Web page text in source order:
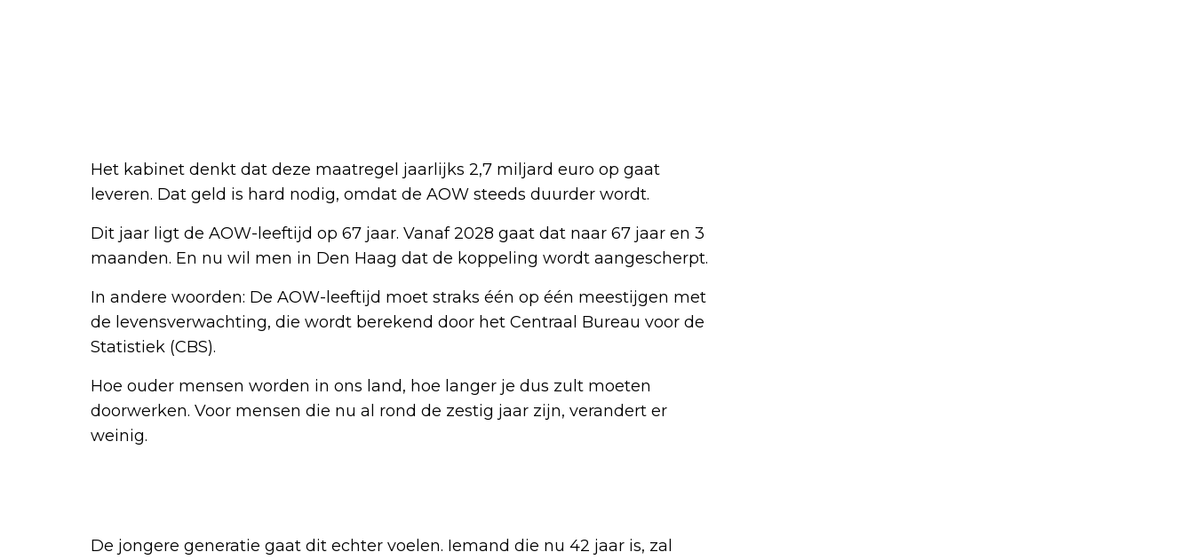
Het kabinet denkt dat deze maatregel jaarlijks 2,7 miljard euro op gaat
leveren. Dat geld is hard nodig, omdat de AOW steeds duurder wordt.
Dit jaar ligt de AOW-leeftijd op 67 jaar. Vanaf 2028 gaat dat naar 67 jaar en 3
maanden. En nu wil men in Den Haag dat de koppeling wordt aangescherpt.
In andere woorden: De AOW-leeftijd moet straks één op één meestijgen met
de levensverwachting, die wordt berekend door het Centraal Bureau voor de
Statistiek (CBS).
Hoe ouder mensen worden in ons land, hoe langer je dus zult moeten
doorwerken. Voor mensen die nu al rond de zestig jaar zijn, verandert er
weinig.
De jongere generatie gaat dit echter voelen. Iemand die nu 42 jaar is, zal